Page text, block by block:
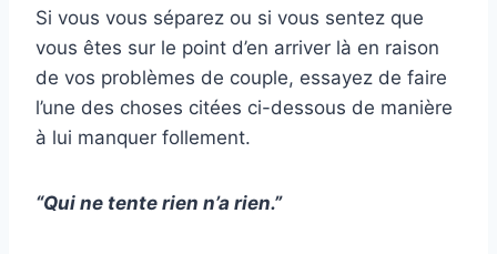
Si vous vous séparez ou si vous sentez que
vous êtes sur le point d’en arriver là en raison
de vos problèmes de couple, essayez de faire
l’une des choses citées ci-dessous de manière
à lui manquer follement.
“Qui ne tente rien n’a rien.”